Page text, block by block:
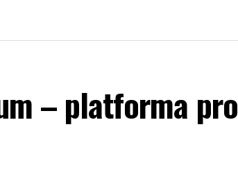
– platforma pro